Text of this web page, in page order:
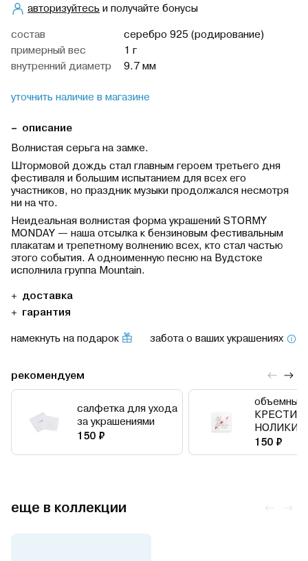
авторизуйтесьи получайте бонусы
cостав
серебро 925 (родирование)
примерный вес
1 г
внутренний диаметр
9.7 мм
уточнить наличие в магазине
описание
Волнистая серьга на замке.
Штормовой дождь стал главным героем третьего дня
фестиваля и большим испытанием для всех его
участников, но праздник музыки продолжался несмотря
ни на что.
Неидеальная волнистая форма украшений STORMY
MONDAY — наша отсылка к бензиновым фестивальным
плакатам и трепетному волнению всех, кто стал частью
этого события. А одноименную песню на Вудстоке
исполнила группа Mountain.
доставка
гарантия
намекнуть на подарок
забота о ваших украшениях
рекомендуем
салфетка для ухода
за украшениями
150 ₽
объемный
НОЛИКИ
150 ₽
еще в коллекции